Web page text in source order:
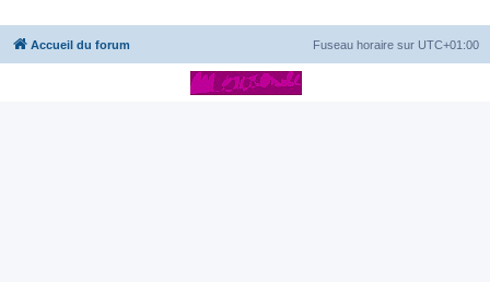
e
r
Accueil du forum Fuseau horaire sur UTC+01:00